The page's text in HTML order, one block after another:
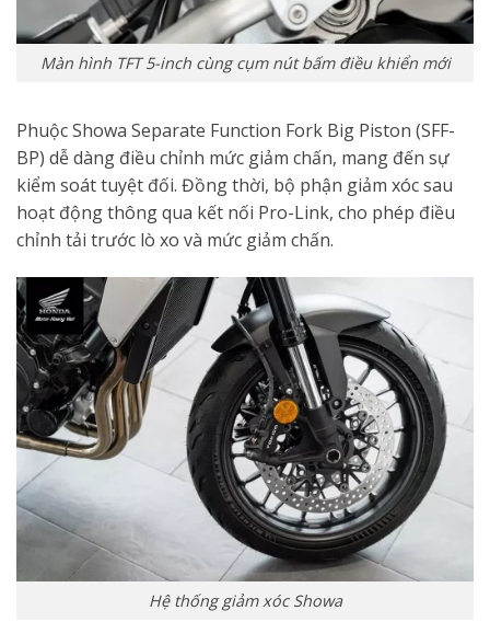
Màn hình TFT 5-inch cùng cụm nút bấm điều khiển mới
Phuộc Showa Separate Function Fork Big Piston (SFF-
BP) dễ dàng điều chỉnh mức giảm chấn, mang đến sự
kiểm soát tuyệt đối. Đồng thời, bộ phận giảm xóc sau
hoạt động thông qua kết nối Pro-Link, cho phép điều
chỉnh tải trước lò xo và mức giảm chấn.
Hệ thống giảm xóc Showa